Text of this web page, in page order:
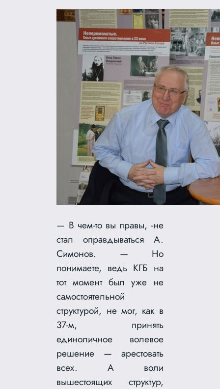
— В чем-то вы правы, -не
стал оправдываться А.
Симонов. — Но
понимаете, ведь КГБ на
тот момент был уже не
самостоятельной
структурой, не мог, как в
37-м, принять
единоличное волевое
решение — арестовать
всех. А воли
вышестоящих структур,